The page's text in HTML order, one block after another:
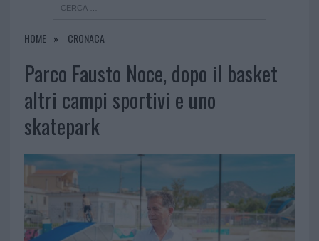
HOME CRONACA
Parco Fausto Noce, dopo il basket
altri campi sportivi e uno
skatepark